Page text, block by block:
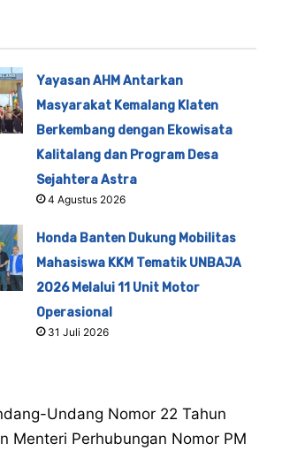
Yayasan AHM Antarkan
Masyarakat Kemalang Klaten
Berkembang dengan Ekowisata
Kalitalang dan Program Desa
Sejahtera Astra
4 Agustus 2026
Honda Banten Dukung Mobilitas
Mahasiswa KKM Tematik UNBAJA
2026 Melalui 11 Unit Motor
Operasional
31 Juli 2026
Undang Nomor 22 Tahun
Menteri Perhubungan Nomor PM